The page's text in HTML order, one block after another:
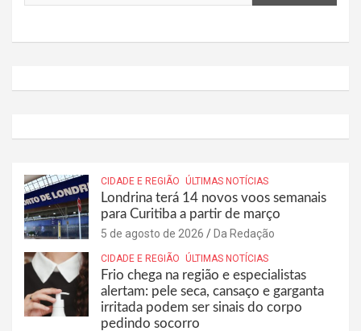
CIDADE E REGIÃO ÚLTIMAS NOTÍCIAS
Londrina terá 14 novos voos semanais
para Curitiba a partir de março
5 de agosto de 2026 Da Redação
CIDADE E REGIÃO ÚLTIMAS NOTÍCIAS
Frio chega na região e especialistas
alertam: pele seca, cansaço e garganta
irritada podem ser sinais do corpo
pedindo socorro